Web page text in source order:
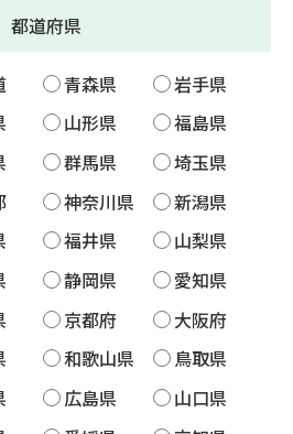
都道府県
青森県
岩手県
山形県
福島県
群馬県
埼玉県
神奈川県
新潟県
福井県
山梨県
静岡県
愛知県
京都府
大阪府
和歌山県
鳥取県
広島県
山口県